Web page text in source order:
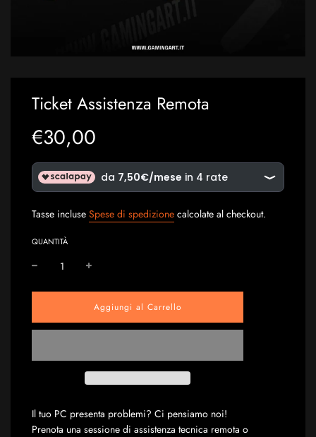
Ticket Assistenza Remota
Prezzo
in
sconto
Prezzo
originale
€30,00
Tasse incluse Spese di spedizione calcolate al checkout.
QUANTITÀ
Aggiungi al Carrello
Il tuo PC presenta problemi? Ci pensiamo noi!
Prenota una sessione di assistenza tecnica remota o